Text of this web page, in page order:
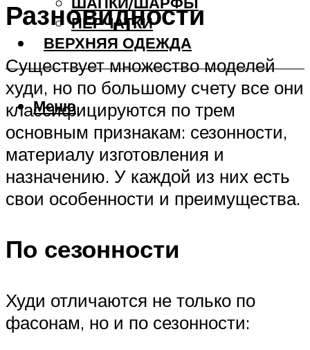
ПЕРЧАТКИ
ВЕРХНЯЯ ОДЕЖДА
Меню
Разновидности
Существует множество моделей
худи, но по большому счету все они
классифицируются по трем
основным признакам: сезонности,
материалу изготовления и
назначению. У каждой из них есть
свои особенности и преимущества.
По сезонности
Худи отличаются не только по
фасонам, но и по сезонности: